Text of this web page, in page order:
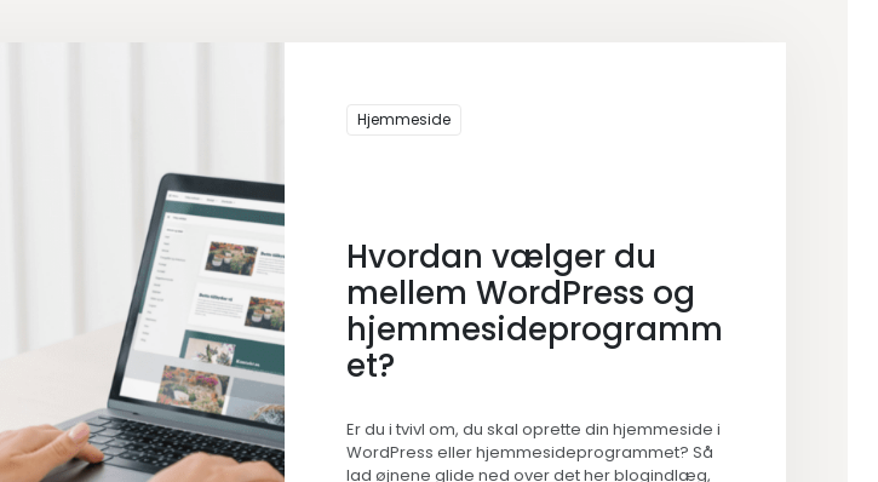
Hjemmeside
Hvordan vælger du
mellem WordPress og
hjemmesideprogramm
et?
Er du i tvivl om, du skal oprette din hjemmeside i
WordPress eller hjemmesideprogrammet? Så
lad øjnene glide ned over det her blogindlæg,